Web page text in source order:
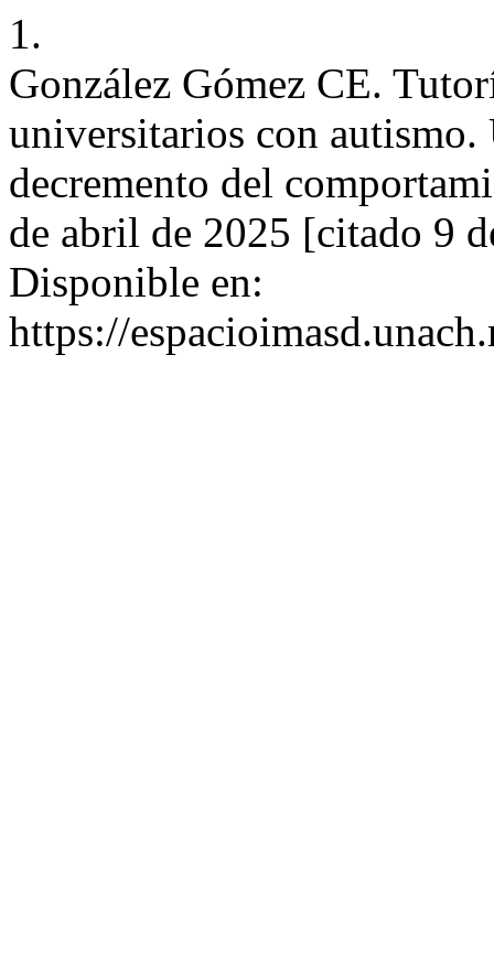
1.
González Gómez CE.
universitarios con autismo.
decremento del
de abril de 2025 [citado 9
Disponible en:
https://